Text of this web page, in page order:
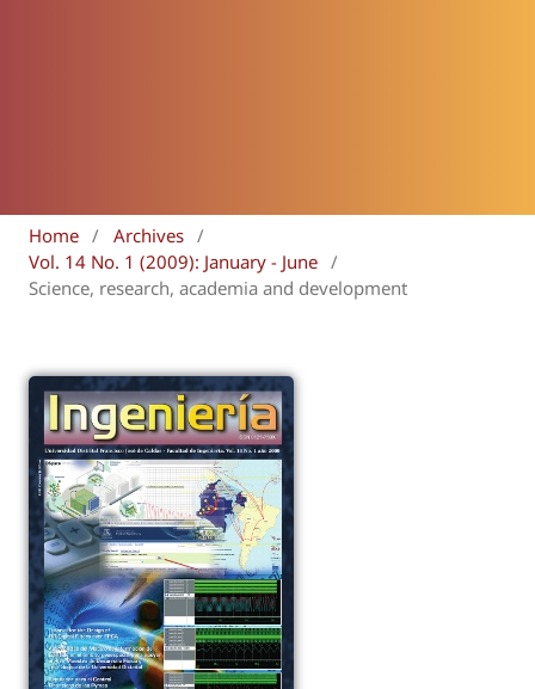
Home / Archives /
Vol. 14 No. 1 (2009): January - June /
Science, research, academia and development